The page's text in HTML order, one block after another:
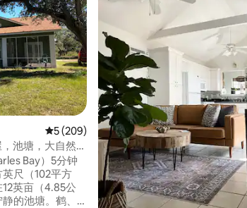
条评价
平均评分 5 分（满分 5 分），共 209 条评价
5 (209)
池塘，大自然，
Bay）5分钟
尺（102平方
英亩（4.85公
的池塘。鹤、